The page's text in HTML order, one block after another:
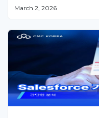
다 효율적으로 증대시
는 CRM 소프트웨어
SAP: 한눈에 보기
객 관계 관리(CRM) 기
(ERP) 시스템인 반면,
에 집중하며 유사한 역
의 경우, 두 CRM 솔루
March 2, 2026